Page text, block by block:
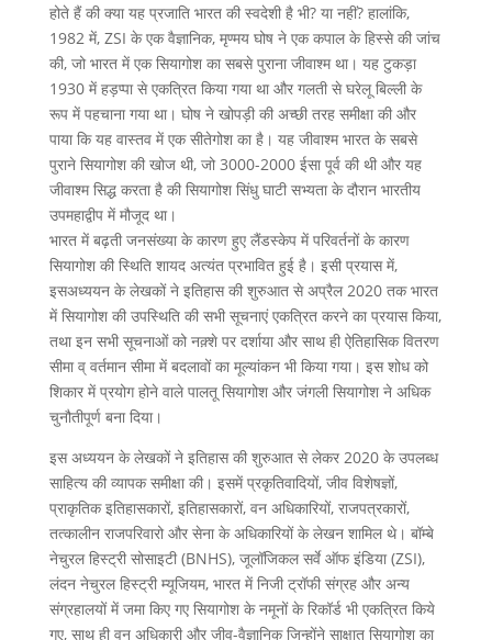
होते हैं की क्या यह प्रजाति भारत की स्वदेशी है भी? या नहीं? हालांकि,
1982 में, ZSI के एक वैज्ञानिक, मृण्मय घोष ने एक कपाल के हिस्से की जांच
की, जो भारत में एक सियागोश का सबसे पुराना जीवाश्म था। यह टुकड़ा
1930 में हड़प्पा से एकत्रित किया गया था और गलती से घरेलू बिल्ली के
रूप में पहचाना गया था। घोष ने खोपड़ी की अच्छी तरह समीक्षा की और
पाया कि यह वास्तव में एक सीतेगोश का है। यह जीवाश्म भारत के सबसे
पुराने सियागोश की खोज थी, जो 3000-2000 ईसा पूर्व की थी और यह
जीवाश्म सिद्ध करता है की सियागोश सिंधु घाटी सभ्यता के दौरान भारतीय
उपमहाद्वीप में मौजूद था।
भारत में बढ़ती जनसंख्या के कारण हुए लैंडस्केप में परिवर्तनों के कारण
सियागोश की स्थिति शायद अत्यंत प्रभावित हुई है। इसी प्रयास में,
इसअध्ययन के लेखकों ने इतिहास की शुरुआत से अप्रैल 2020 तक भारत
में सियागोश की उपस्थिति की सभी सूचनाएं एकत्रित करने का प्रयास किया,
तथा इन सभी सूचनाओं को नक़्शे पर दर्शाया और साथ ही ऐतिहासिक वितरण
सीमा व् वर्तमान सीमा में बदलावों का मूल्यांकन भी किया गया। इस शोध को
शिकार में प्रयोग होने वाले पालतू सियागोश और जंगली सियागोश ने अधिक
चुनौतीपूर्ण बना दिया।
इस अध्ययन के लेखकों ने इतिहास की शुरुआत से लेकर 2020 के उपलब्ध
साहित्य की व्यापक समीक्षा की। इसमें प्रकृतिवादियों, जीव विशेषज्ञों,
प्राकृतिक इतिहासकारों, इतिहासकारों, वन अधिकारियों, राजपत्रकारों,
तत्कालीन राजपरिवारो और सेना के अधिकारियों के लेखन शामिल थे। बॉम्बे
नेचुरल हिस्ट्री सोसाइटी (BNHS), जूलॉजिकल सर्वे ऑफ इंडिया (ZSI),
लंदन नेचुरल हिस्ट्री म्यूजियम, भारत में निजी ट्रॉफी संग्रह और अन्य
संग्रहालयों में जमा किए गए सियागोश के नमूनों के रिकॉर्ड भी एकत्रित किये
गए, साथ ही वन अधिकारी और जीव-वैज्ञानिक जिन्होंने साक्षात सियागोश का